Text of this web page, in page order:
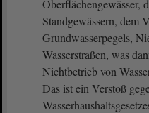
Oberflächengewässer,
Standgewässern, dem
Grundwasserpegels,
Wasserstraßen, was
Nichtbetrieb von
Das ist ein Verstoß